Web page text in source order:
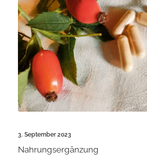
3. September 2023
Nahrungsergänzung